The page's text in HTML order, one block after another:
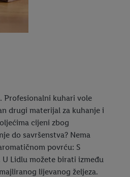
Profesionalni kuhari vole
drugi materijal za kuhanje i
cijeni zbog
do savršenstva? Nema
povrću: S
U Lidlu možete birati između
lijevanog željeza.